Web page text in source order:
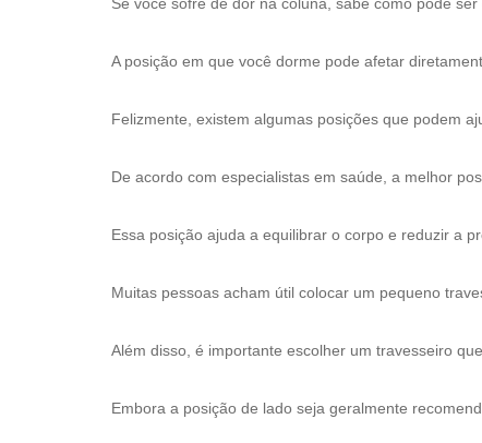
A posição em que você dorme pode afetar
Felizmente, existem algumas posições que podem
De acordo com especialistas em saúde, a melhor
Essa posição ajuda a equilibrar o corpo e reduzir a
Muitas pessoas acham útil colocar um pequeno
Além disso, é importante escolher um travesseiro
Embora a posição de lado seja geralmente